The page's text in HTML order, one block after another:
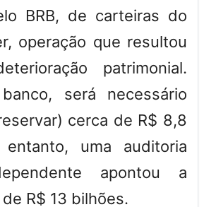
BRB, de carteiras do
operação que resultou
patrimonial.
será necessário
cerca de R$ 8,8
uma auditoria
apontou a
R$ 13 bilhões.